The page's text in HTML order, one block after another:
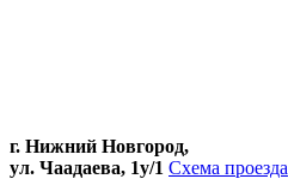
г. Нижний Новгород,
ул. Чаадаева, 1у/1 Схема проезда